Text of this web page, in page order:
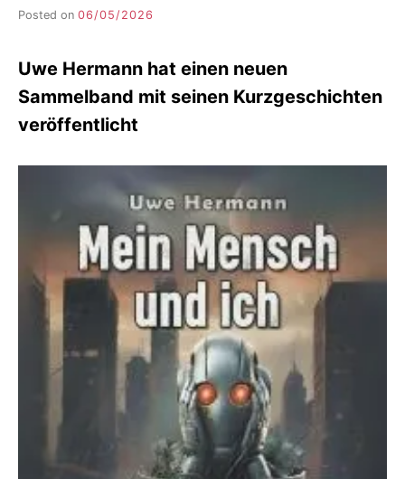
Posted on 06/05/2026
I
K
S
Uwe Hermann hat einen neuen
Sammelband mit seinen Kurzgeschichten
veröffentlicht